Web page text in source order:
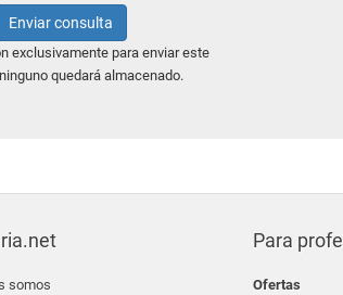
Enviar consulta
exclusivamente para enviar este
quedará almacenado.
somos
Para
Ofertas